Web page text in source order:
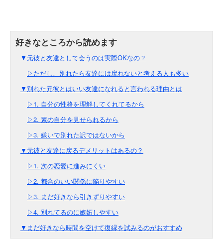
▼元彼と友達として会うのは実際OKなの？
▷ただし、別れたら友達には戻れないと考える人も多い
▼別れた元彼とはいい友達になれると言われる理由とは
▷1. 自分の性格を理解してくれてるから
▷2. 素の自分を見せられるから
▷3. 嫌いで別れた訳ではないから
▼元彼と友達に戻るデメリットはあるの？
▷1. 次の恋愛に進みにくい
▷2. 都合のいい関係に陥りやすい
▷3. まだ好きなら引きずりやすい
▷4. 別れてるのに嫉妬しやすい
▼まだ好きなら時間を空けて復縁を試みるのがおすすめ